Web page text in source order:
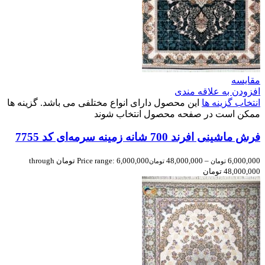
مقایسه
افزودن به علاقه مندی
انتخاب گزینه ها این محصول دارای انواع مختلفی می باشد. گزینه ها
ممکن است در صفحه محصول انتخاب شوند
فرش ماشینی افرند 700 شانه زمینه سرمه‌ای کد 7755
6,000,000 تومان –
48,000,000 تومان
Price range: 6,000,000 تومان through
48,000,000 تومان